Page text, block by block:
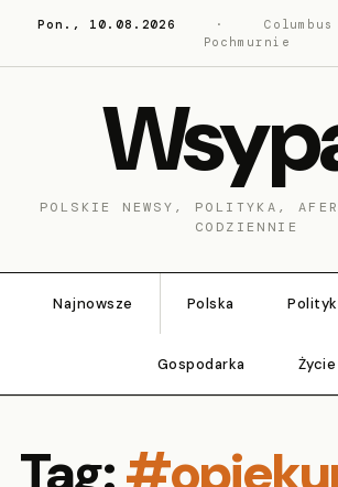
Pon., 10.08.2026 · Columbus
Pochmurnie
POLSKIE NEWSY, POLITYKA,
CODZIENNIE
Najnowsze Polska
Gospodarka Życie